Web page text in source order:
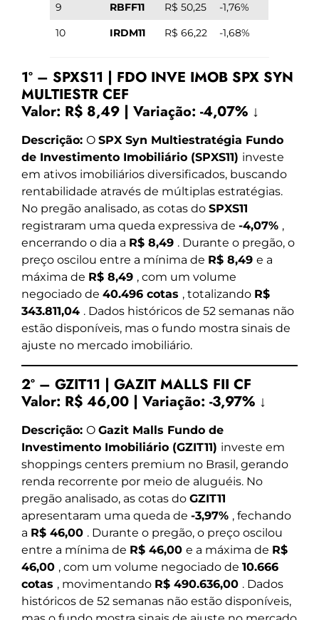
9
RBFF11 R$ 50,25
-1,76%
10
IRDM11 R$ 66,22 -1,68%
1º – SPXS11 | FDO INVE IMOB SPX SYN
MULTIESTR CEF
Valor: R$ 8,49 | Variação: -4,07% ↓
Descrição: O SPX Syn Multiestratégia Fundo
de Investimento Imobiliário (SPXS11) investe
em ativos imobiliários diversificados, buscando
rentabilidade através de múltiplas estratégias.
No pregão analisado, as cotas do SPXS11
registraram uma queda expressiva de -4,07% ,
encerrando o dia a R$ 8,49 . Durante o pregão, o
preço oscilou entre a mínima de R$ 8,49 e a
máxima de R$ 8,49 , com um volume
negociado de 40.496 cotas , totalizando R$
343.811,04 . Dados históricos de 52 semanas não
estão disponíveis, mas o fundo mostra sinais de
ajuste no mercado imobiliário.
2º – GZIT11 | GAZIT MALLS FII CF
Valor: R$ 46,00 | Variação: -3,97% ↓
Descrição: O Gazit Malls Fundo de
Investimento Imobiliário (GZIT11) investe em
shoppings centers premium no Brasil, gerando
renda recorrente por meio de aluguéis. No
pregão analisado, as cotas do GZIT11
apresentaram uma queda de -3,97% , fechando
a R$ 46,00 . Durante o pregão, o preço oscilou
entre a mínima de R$ 46,00 e a máxima de R$
46,00 , com um volume negociado de 10.666
cotas , movimentando R$ 490.636,00 . Dados
históricos de 52 semanas não estão disponíveis,